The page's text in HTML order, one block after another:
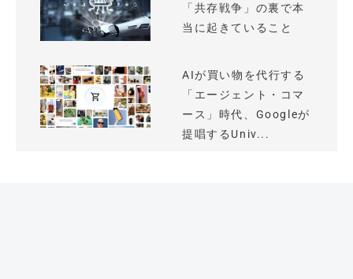
「共存戦争」の裏で本
当に起きていること
AIが買い物を代行する
「エージェント・コマ
ース」時代、Googleが
提唱するUniv...